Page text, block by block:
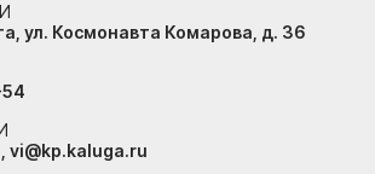
ул. Космонавта Комарова, д. 36
vi@kp.kaluga.ru